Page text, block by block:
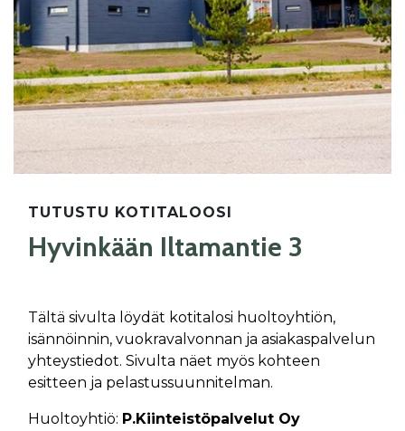
TUTUSTU KOTITALOOSI
Hyvinkään Iltamantie 3
Tältä sivulta löydät kotitalosi huoltoyhtiön,
isännöinnin, vuokravalvonnan ja asiakaspalvelun
yhteystiedot. Sivulta näet myös kohteen
esitteen ja pelastussuunnitelman.
Huoltoyhtiö: P.Kiinteistöpalvelut Oy